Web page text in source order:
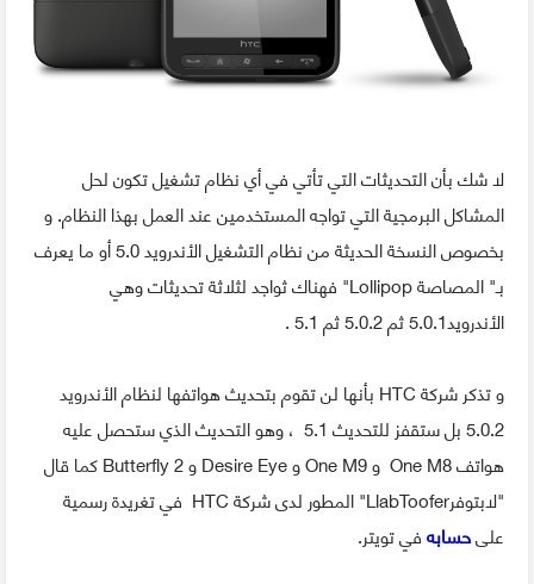
لا شك بأن التحديثات التي تأتي في أي نظام تشغيل تكون لحل
المشاكل البرمجية التي تواجه المستخدمين عند العمل بهذا النظام. و
بخصوص النسخة الحديثة من نظام التشغيل الأندرويد 5.0 أو ما يعرف
بـ" المصاصة Lollipop" فهناك ثواجد لثلاثة تحديثات وهي
الأندرويد5.0.1 ثم 5.0.2 ثم 5.1 .
و تذكر شركة HTC بأنها لن تقوم بتحديث هواتفها لنظام الأندرويد
5.0.2 بل ستقفز للتحديث 5.1 ، وهو التحديث الذي ستحصل عليه
هواتف One M8 و One M9 و Desire Eye و Butterfly 2 كما قال
"لابتوفرLlabToofer" المطور لدى شركة HTC في تغريدة رسمية
علىحسابهفي تويتر.